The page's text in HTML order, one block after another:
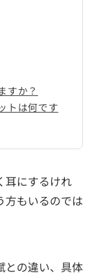
すか？
トは何です
耳にするけれ
もいるのでは
との違い、具体